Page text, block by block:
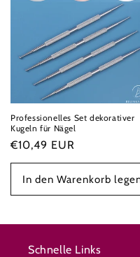
Professionelles Set dekorativer
Kugeln für Nägel
Normaler
Preis
€10,49 EUR
In den Warenkorb
Schnelle Links